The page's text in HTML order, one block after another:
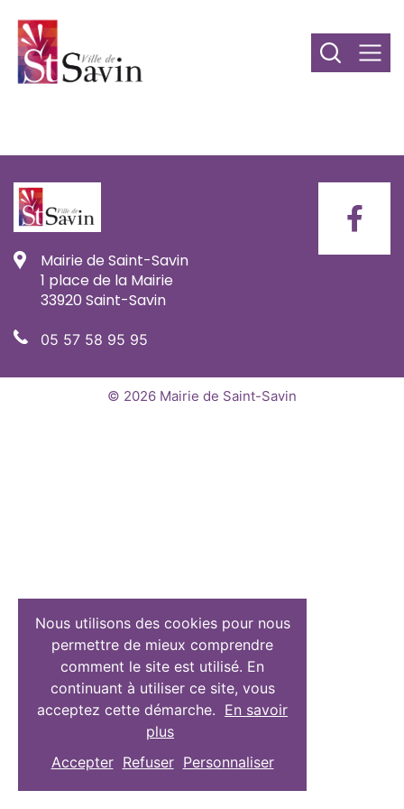
Mairie de Saint-Savin
1 place de la Mairie
33920 Saint-Savin
05 57 58 95 95
© 2026 Mairie de Saint-Savin
Nous utilisons des cookies pour nous
permettre de mieux comprendre
comment le site est utilisé. En
continuant à utiliser ce site, vous
acceptez cette démarche. En savoir
plus
Accepter Refuser Personnaliser